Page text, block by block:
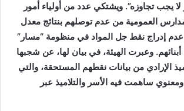
يجب تجاوزه”. ويشتكي عدد من أولياء أمور
العمومية من عدم توصلهم بنتائج معدل
عدم إدراج نقط جل المواد في منظومة “مسار”
وعبرت الهيئة، في بيان لها، عن شجبها
الإرادي من بيانات نقطهم المستحقة، والتي
ساهمت فيه الأسر والتلاميذ عبر